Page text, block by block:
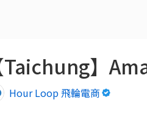
Hour Loop 飛輪電商